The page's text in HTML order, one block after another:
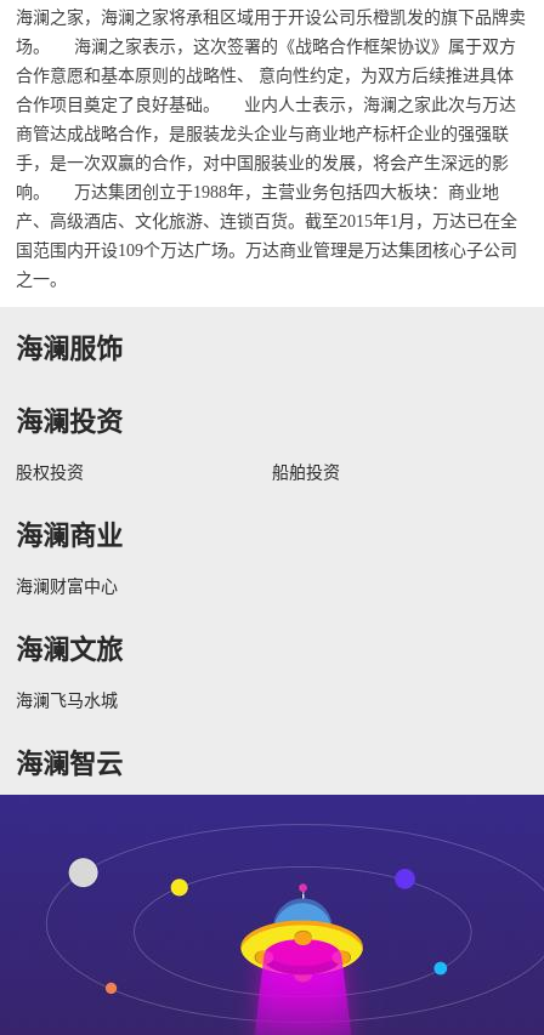
海澜之家，海澜之家将承租区域用于开设公司乐橙凯发的旗下品牌卖
场。 海澜之家表示，这次签署的《战略合作框架协议》属于双方
合作意愿和基本原则的战略性、 意向性约定，为双方后续推进具体
合作项目奠定了良好基础。 业内人士表示，海澜之家此次与万达
商管达成战略合作，是服装龙头企业与商业地产标杆企业的强强联
手，是一次双赢的合作，对中国服装业的发展，将会产生深远的影
响。 万达集团创立于1988年，主营业务包括四大板块：商业地
产、高级酒店、文化旅游、连锁百货。截至2015年1月，万达已在全
国范围内开设109个万达广场。万达商业管理是万达集团核心子公司
之一。
海澜服饰
海澜投资
股权投资 船舶投资
海澜商业
海澜财富中心
海澜文旅
海澜飞马水城
海澜智云